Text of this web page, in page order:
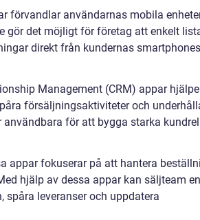
förvandlar användarnas mobila
gör det möjligt för företag att enkelt
direkt från kundernas
Management (CRM) appar
försäljningsaktiviteter och
användbara för att bygga starka
appar fokuserar på att hantera
hjälp av dessa appar kan säljteam
spåra leveranser och uppdatera